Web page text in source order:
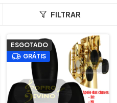
FILTRAR
ESGOTADO
GRÁTIS